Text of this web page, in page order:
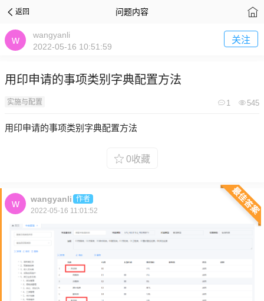
返回 问题内容
wangyanli
2022-05-16 10:51:59
关注
用印申请的事项类别字典配置方法
实施与配置 1 545
用印申请的事项类别字典配置方法
0收藏
wangyanli 作者
2022-05-16 11:01:52
最佳答案